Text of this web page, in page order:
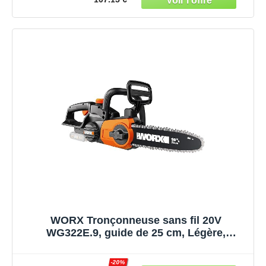
Chargeur
WORX Tronçonneuse sans fil 20V
WG322E.9, guide de 25 cm, Légère,
auto-lubrification de la chaîne, fourreau de
-20%